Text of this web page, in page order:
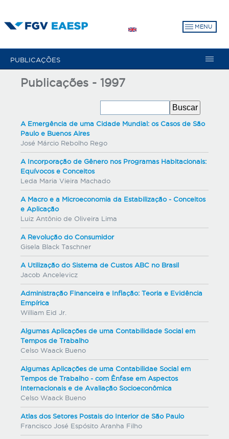
para
MENU
PUBLICAÇÕES
Publicações - 1997
A Emergência de uma Cidade Mundial: os Casos de São
Paulo e Buenos Aires
José Márcio Rebolho Rego
A Incorporação de Gênero nos Programas Habitacionais:
Equívocos e Conceitos
Leda Maria Vieira Machado
A Macro e a Microeconomia da Estabilização - Conceitos
e Aplicação
Luiz Antônio de Oliveira Lima
A Revolução do Consumidor
Gisela Black Taschner
A Utilização do Sistema de Custos ABC no Brasil
Jacob Ancelevicz
Administração Financeira e Inflação: Teoria e Evidência
Empírica
William Eid Jr.
Algumas Aplicações de uma Contabilidade Social em
Tempos de Trabalho
Celso Waack Bueno
Algumas Aplicações de uma Contabilidae Social em
Tempos de Trabalho - com Ênfase em Aspectos
Internacionais e de Avaliação Socioeconômica
Celso Waack Bueno
Atlas dos Setores Postais do Interior de São Paulo
Francisco José Espósito Aranha Filho